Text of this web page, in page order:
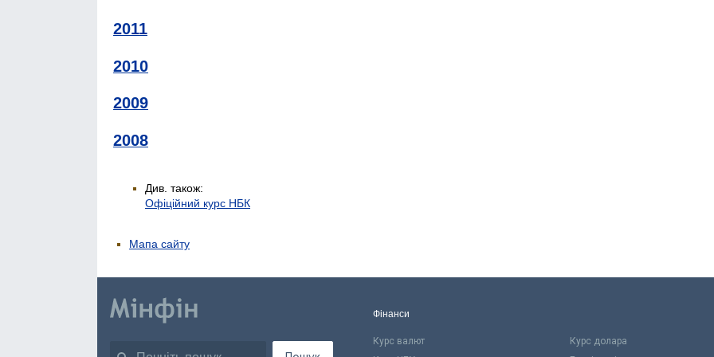
2011
2010
2009
2008
Див. також:
Офіційний курс НБК
Мапа сайту
Фінанси
Курс валют Курс долара